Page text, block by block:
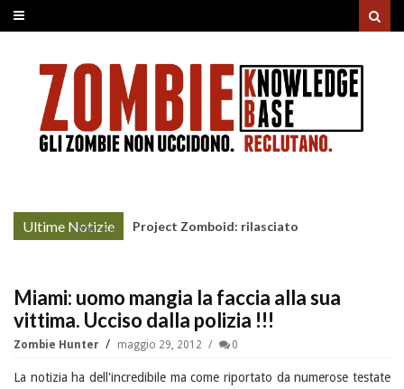
Ultime Notizie
More »
Project Zomboid: rilasciato
Miami: uomo mangia la faccia alla sua
vittima. Ucciso dalla polizia !!!
Zombie Hunter maggio 29, 2012 0
La notizia ha dell'incredibile ma come riportato da numerose testate